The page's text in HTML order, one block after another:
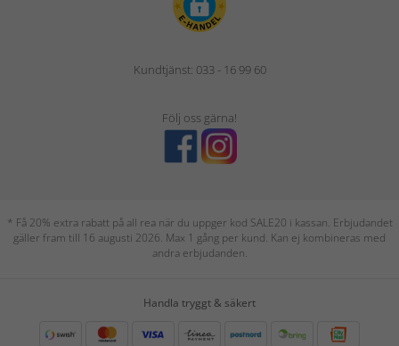
Kundtjänst: 033 - 16 99 60
Följ oss gärna!
* Få 20% extra rabatt på all rea när du uppger kod SALE20 i kassan. Erbjudandet
gäller fram till 16 augusti 2026. Max 1 gång per kund. Kan ej kombineras med
andra erbjudanden.
Handla tryggt & säkert